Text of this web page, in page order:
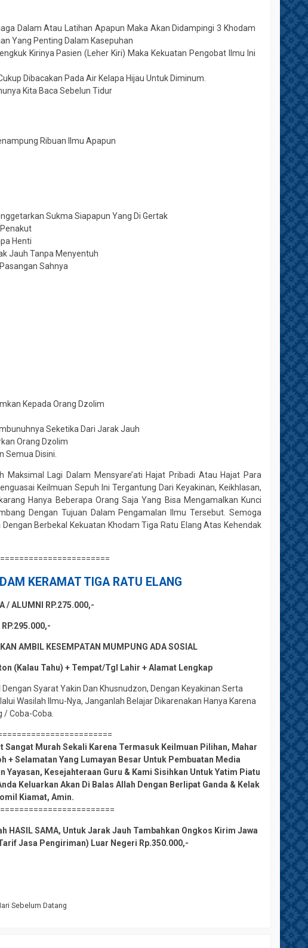
Dalam Atau Latihan Apapun Maka Akan Didampingi 3 Khodam
Yang Penting Dalam Kasepuhan
Kirinya Pasien (Leher Kiri) Maka Kekuatan Pengobat Ilmu Ini
Dibacakan Pada Air Kelapa Hijau Untuk Diminum.
Kita Baca Sebelun Tidur
Ribuan Ilmu Apapun
Sukma Siapapun Yang Di Gertak
Henti
Jauh Tanpa Menyentuh
Sahnya
Kepada Orang Dzolim
Seketika Dari Jarak Jauh
Orang Dzolim
Semua Disini.
Lagi Dalam Mensyare’ati Hajat Pribadi Atau Hajat Para
Keilmuan Sepuh Ini Tergantung Dari Keyakinan, Keikhlasan,
Hanya Beberapa Orang Saja Yang Bisa Mengamalkan Kunci
Dengan Tujuan Dalam Pengamalan Ilmu Tersebut. Semoga
Berbekal Kekuatan Khodam Tiga Ratu Elang Atas Kehendak
KERAMAT TIGA RATU ELANG
/ ALUMNI RP.275.000,-
RP.295.000,-
AMBIL KESEMPATAN MUMPUNG ADA SOSIAL
(Kalau Tahu) + Tempat/Tgl Lahir + Alamat Lengkap
Syarat Yakin Dan Khusnudzon, Dengan Keyakinan Serta
Wasilah Ilmu-Nya, Janganlah Belajar Dikarenakan Hanya Karena
/ Coba-Coba.
Murah Sekali Karena Termasuk Keilmuan Pilihan, Mahar
Selamatan Yang Lumayan Besar Untuk Pembuatan Media
Kesejahteraan Guru & Kami Sisihkan Untuk Yatim Piatu
Keluarkan Akan Di Balas Allah Dengan Berlipat Ganda & Kelak
Kiamat, Amin.
SAMA, Untuk Jarak Jauh Tambahkan Ongkos Kirim Jawa
Jasa Pengiriman) Luar Negeri Rp.350.000,-
Sebelum Datang